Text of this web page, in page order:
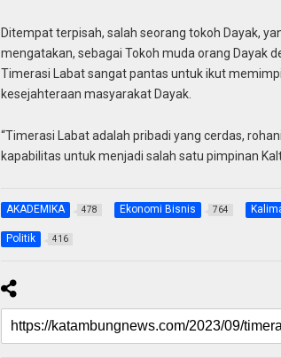
Ditempat terpisah, salah seorang tokoh Dayak,
mengatakan, sebagai Tokoh muda orang Dayak
Timerasi Labat sangat pantas untuk ikut
kesejahteraan masyarakat Dayak.
“Timerasi Labat adalah pribadi yang cerdas,
kapabilitas untuk menjadi salah satu pimpinan
AKADEMIKA 478 Ekonomi Bisnis 764
Politik 416